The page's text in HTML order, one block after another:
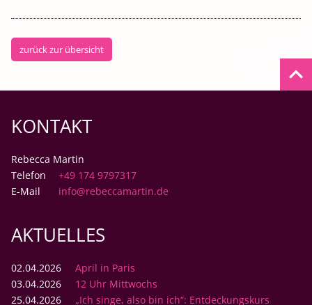
zurück zur übersicht
keyboard_arrow_up
KONTAKT
Rebecca Martin
Telefon
+49 174 9797317
E-Mail
info@rebeccamartin.de
AKTUELLES
02.04.2026
April in Paris
03.04.2026
12 Uhr Mittwochs
25.04.2026
„Ich singe, also bin ich“: Entdeckungskurs